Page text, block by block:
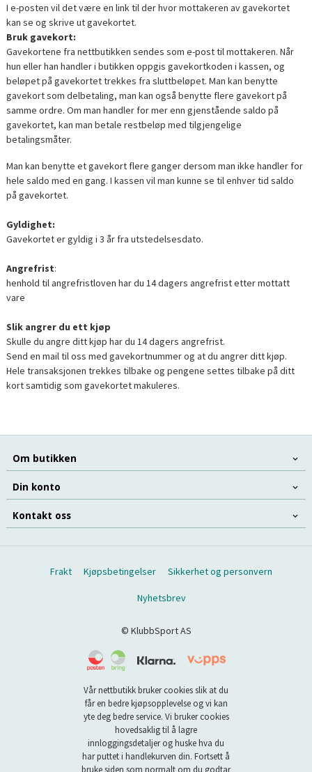
I e-posten vil det være en link til der hvor mottakeren av gavekortet
kan se og skrive ut gavekortet.
Bruk gavekort:
Gavekortene fra nettbutikken sendes som e-post til mottakeren. Når
hun eller han handler i butikken oppgis gavekortkoden i kassen, og
beløpet på gavekortet trekkes fra sluttbeløpet. Man kan benytte
gavekort som delbetaling, man kan også benytte flere gavekort på
samme ordre. Om man handler for mer enn gjenstående saldo på
gavekortet, kan man betale restbeløp med tilgjengelige
betalingsmåter.
Man kan benytte et gavekort flere ganger dersom man ikke handler for
hele saldo med en gang. I kassen vil man kunne se til enhver tid saldo
på gavekortet.
Gyldighet:
Gavekortet er gyldig i 3 år fra utstedelsesdato.
Angrefrist:
henhold til angrefristloven har du 14 dagers angrefrist etter mottatt
vare
Slik angrer du ett kjøp
Skulle du angre ditt kjøp har du 14 dagers angrefrist.
Send en mail til oss med gavekortnummer og at du angrer ditt kjøp.
Hele transaksjonen trekkes tilbake og pengene settes tilbake på ditt
kort samtidig som gavekortet makuleres.
Om butikken
Din konto
Kontakt oss
Frakt Kjøpsbetingelser Sikkerhet og personvern
Nyhetsbrev
© KlubbSport AS
Vår nettbutikk bruker cookies slik at du
får en bedre kjøpsopplevelse og vi kan
yte deg bedre service. Vi bruker cookies
hovedsaklig til å lagre
innloggingsdetaljer og huske hva du
har puttet i handlekurven din. Fortsett å
bruke siden som normalt om du godtar